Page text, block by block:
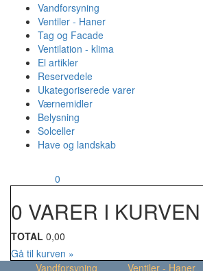
Vandforsyning
Ventiler - Haner
Tag og Facade
Ventilation - klima
El artikler
Reservedele
Ukategoriserede varer
Værnemidler
Belysning
Solceller
Have og landskab
0
0 VARER I KURVEN
TOTAL 0,00
Gå til kurven »
Vandforsyning
Ventiler - Haner